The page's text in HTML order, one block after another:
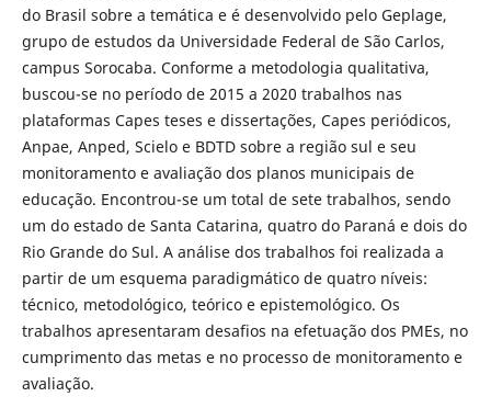
do Brasil sobre a temática e é desenvolvido pelo Geplage,
grupo de estudos da Universidade Federal de São Carlos,
campus Sorocaba. Conforme a metodologia qualitativa,
buscou-se no período de 2015 a 2020 trabalhos nas
plataformas Capes teses e dissertações, Capes periódicos,
Anpae, Anped, Scielo e BDTD sobre a região sul e seu
monitoramento e avaliação dos planos municipais de
educação. Encontrou-se um total de sete trabalhos, sendo
um do estado de Santa Catarina, quatro do Paraná e dois do
Rio Grande do Sul. A análise dos trabalhos foi realizada a
partir de um esquema paradigmático de quatro níveis:
técnico, metodológico, teórico e epistemológico. Os
trabalhos apresentaram desafios na efetuação dos PMEs, no
cumprimento das metas e no processo de monitoramento e
avaliação.